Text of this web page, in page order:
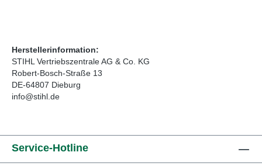
Herstellerinformation:
STIHL Vertriebszentrale AG & Co. KG
Robert-Bosch-Straße 13
DE-64807 Dieburg
info@stihl.de
Service-Hotline